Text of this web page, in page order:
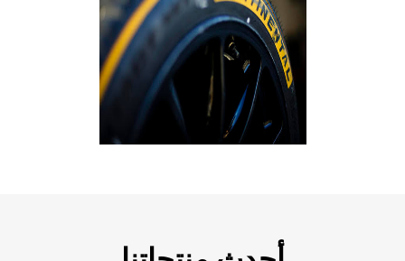
رفاهية الاستخدام
والتحمل على الطريق